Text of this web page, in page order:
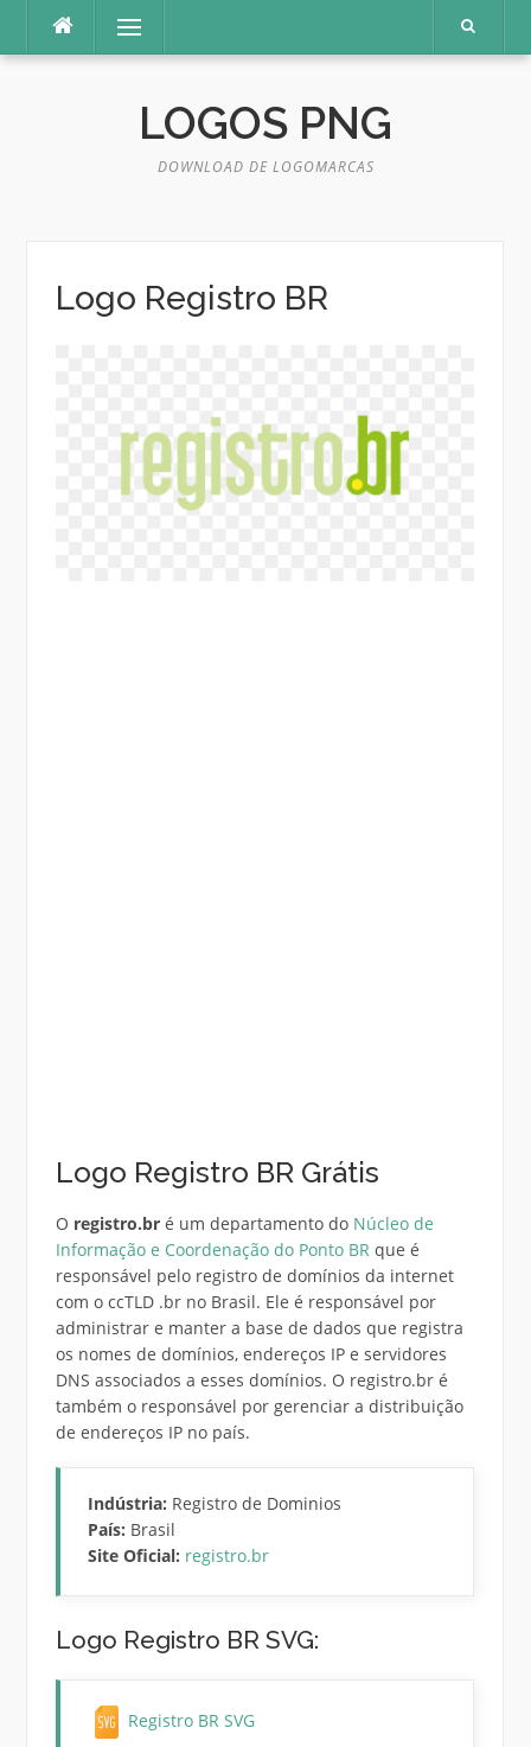
o
Menu
LOGOS PNG
DOWNLOAD DE LOGOMARCAS
Logo Registro BR
Logo Registro BR Grátis
O registro.bré um departamento do Núcleo de
Informação e Coordenação do Ponto BR que é
responsável pelo registro de domínios da internet
com o ccTLD .br no Brasil. Ele é responsável por
administrar e manter a base de dados que registra
os nomes de domínios, endereços IP e servidores
DNS associados a esses domínios. O registro.br é
também o responsável por gerenciar a distribuição
de endereços IP no país.
Indústria: Registro de Dominios
País: Brasil
Site Oficial: registro.br
Logo Registro BR SVG:
Registro BR SVG